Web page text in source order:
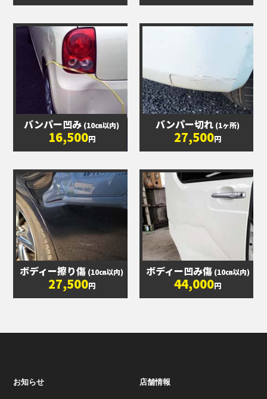
バンパー凹み (10㎝以内)
16,500円
バンパー切れ (1ヶ所)
27,500円
ボディー擦り傷 (10㎝以内)
27,500円
ボディー凹み傷 (10㎝以内)
44,000円
お知らせ 店舗情報